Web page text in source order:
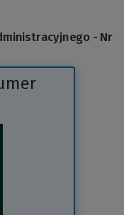
- Nr